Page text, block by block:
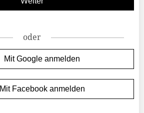
oder
Mit Google anmelden
Mit Facebook anmelden